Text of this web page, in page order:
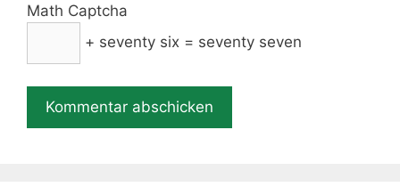
Math Captcha
+ seventy six = seventy seven